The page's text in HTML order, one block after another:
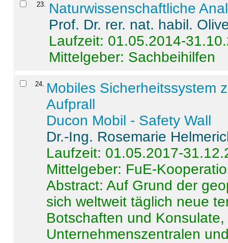
23. Naturwissenschaftliche
Prof. Dr. rer. nat. habil.
Laufzeit: 01.05.2014-
Mittelgeber: Sachbeihilfen
24. Mobiles Sicherheitssystem
Aufprall
Ducon Mobil - Safety Wall
Dr.-Ing. Rosemarie
Laufzeit: 01.05.2017-
Mittelgeber: FuE-
Abstract:Auf Grund der
sich weltweit täglich neue
Botschaften und
Unternehmenszentralen